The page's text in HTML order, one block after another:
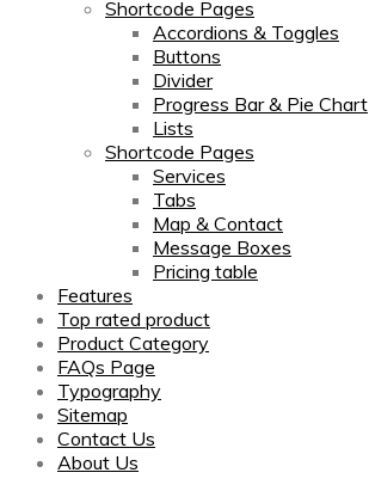
Shortcode Pages
Accordions & Toggles
Buttons
Divider
Progress Bar & Pie Chart
Lists
Shortcode Pages
Services
Tabs
Map & Contact
Message Boxes
Pricing table
Features
Top rated product
Product Category
FAQs Page
Typography
Sitemap
Contact Us
About Us